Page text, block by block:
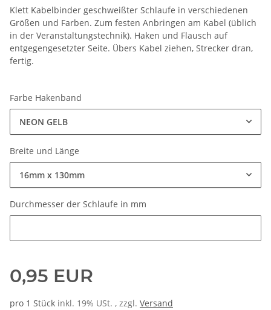
Klett Kabelbinder geschweißter Schlaufe in verschiedenen
Größen und Farben. Zum festen Anbringen am Kabel (üblich
in der Veranstaltungstechnik). Haken und Flausch auf
entgegengesetzter Seite. Übers Kabel ziehen, Strecker dran,
fertig.
Farbe Hakenband
NEON GELB
Breite und Länge
16mm x 130mm
Durchmesser der Schlaufe in mm
0,95 EUR
pro 1 Stück inkl. 19% USt. , zzgl. Versand